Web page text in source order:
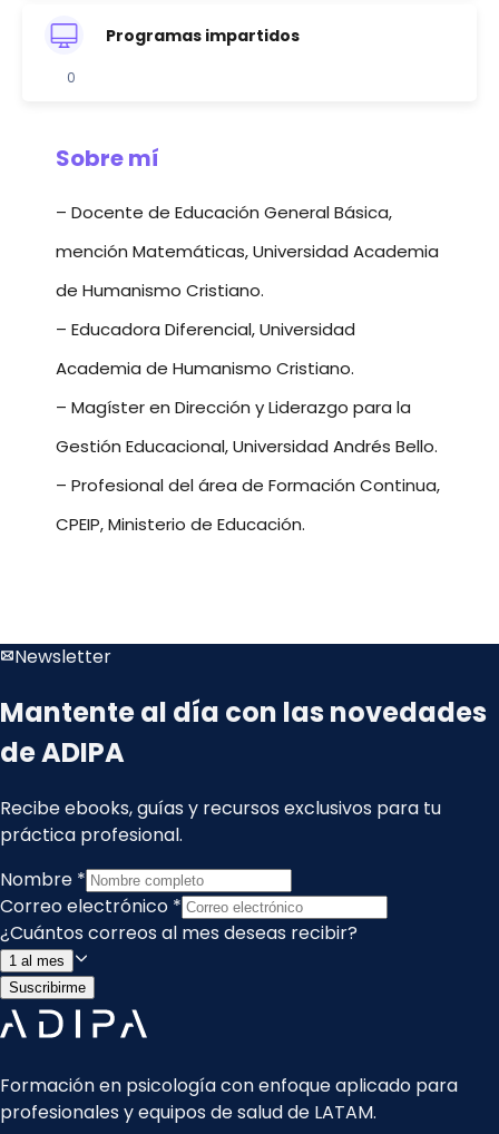
Programas impartidos
0
Sobre mí
– Docente de Educación General Básica,
mención Matemáticas, Universidad Academia
de Humanismo Cristiano.
– Educadora Diferencial, Universidad
Academia de Humanismo Cristiano.
– Magíster en Dirección y Liderazgo para la
Gestión Educacional, Universidad Andrés Bello.
– Profesional del área de Formación Continua,
CPEIP, Ministerio de Educación.